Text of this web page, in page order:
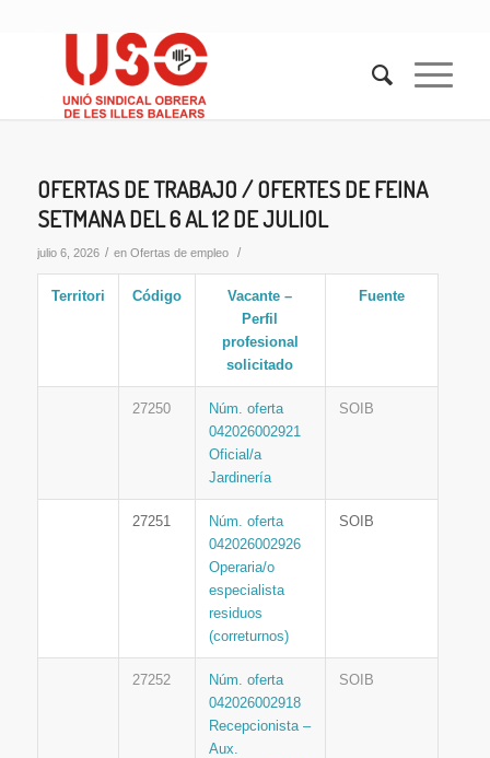
OFERTAS DE TRABAJO / OFERTES DE FEINA
SETMANA DEL 6 AL 12 DE JULIOL
julio 6, 2026 / en Ofertas de empleo /
Territori Código
Vacante –
Perfil
profesional
solicitado
Fuente
27250
Núm. oferta
042026002921
Oficial/a
Jardinería
SOIB
27251
Núm. oferta
042026002926
Operaria/o
especialista
residuos
(correturnos)
SOIB
27252
Núm. oferta
042026002918
Recepcionista –
Aux.
SOIB